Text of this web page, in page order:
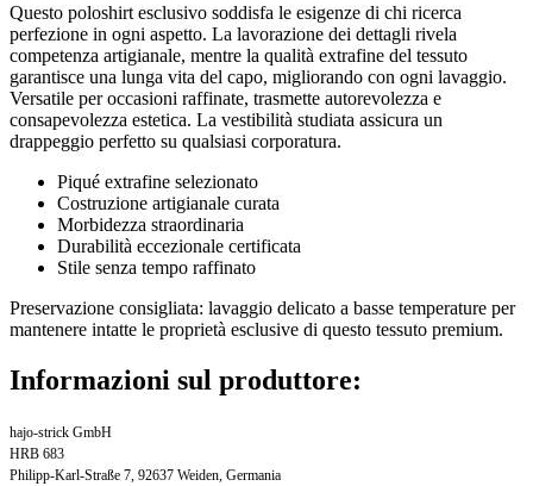
Questo poloshirt esclusivo soddisfa le esigenze di chi ricerca
perfezione in ogni aspetto. La lavorazione dei dettagli rivela
competenza artigianale, mentre la qualità extrafine del tessuto
garantisce una lunga vita del capo, migliorando con ogni lavaggio.
Versatile per occasioni raffinate, trasmette autorevolezza e
consapevolezza estetica. La vestibilità studiata assicura un
drappeggio perfetto su qualsiasi corporatura.
Piqué extrafine selezionato
Costruzione artigianale curata
Morbidezza straordinaria
Durabilità eccezionale certificata
Stile senza tempo raffinato
Preservazione consigliata: lavaggio delicato a basse temperature per
mantenere intatte le proprietà esclusive di questo tessuto premium.
Informazioni sul produttore:
hajo-strick GmbH
HRB 683
Philipp-Karl-Straße 7, 92637 Weiden, Germania